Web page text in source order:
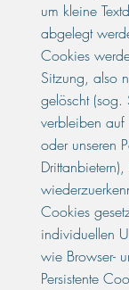
um kleine
abgelegt
Cookies
Sitzung, also
gelöscht (sog.
verbleiben auf
oder unseren
Cookies
individuellen
wie Browser-
Persistente